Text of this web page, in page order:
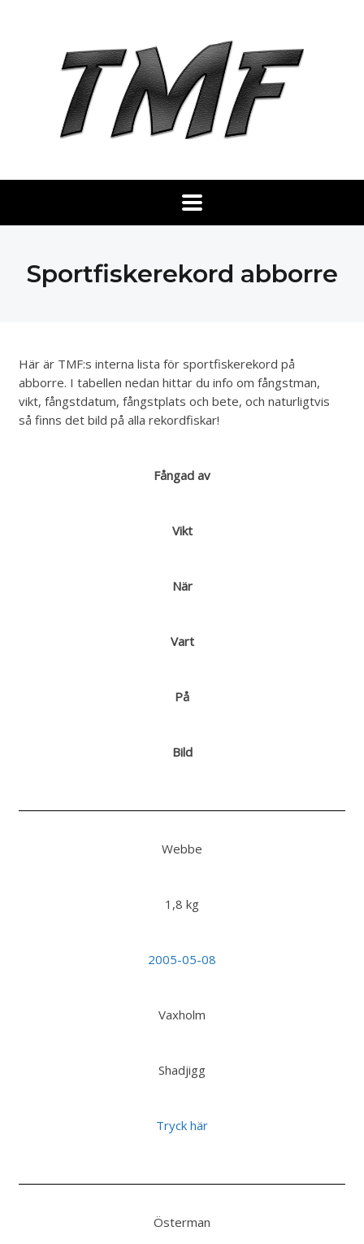
Sportfiskerekord abborre
Här är TMF:s interna lista för sportfiskerekord på
abborre. I tabellen nedan hittar du info om fångstman,
vikt, fångstdatum, fångstplats och bete, och naturligtvis
så finns det bild på alla rekordfiskar!
Fångad av
Vikt
När
Vart
På
Bild
Webbe
1,8 kg
2005-05-08
Vaxholm
Shadjigg
Tryck här
Österman